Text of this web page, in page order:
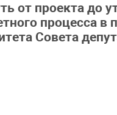
от проекта до
процесса в
Совета